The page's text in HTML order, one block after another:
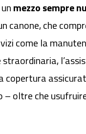
mezzo sempre
canone, che
come la
copertura
– oltre che